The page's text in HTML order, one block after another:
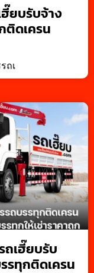
ยบรับจ้าง
ติดเครน
ถเ
ถเฮี๊ยบรับ
รรทุกติดเครน